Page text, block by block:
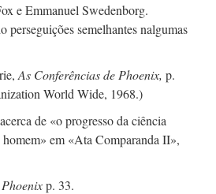
e Emmanuel Swedenborg.
perseguições semelhantes nalgumas
As Conferências de Phoenix, p.
World Wide, 1968.)
de «o progresso da ciência
em «Ata Comparanda II»,
p. 33.